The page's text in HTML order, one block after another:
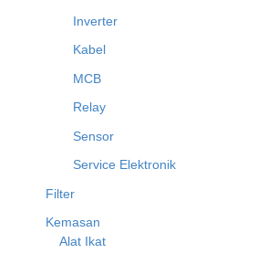
Inverter
Kabel
MCB
Relay
Sensor
Service Elektronik
Filter
Kemasan
Alat Ikat